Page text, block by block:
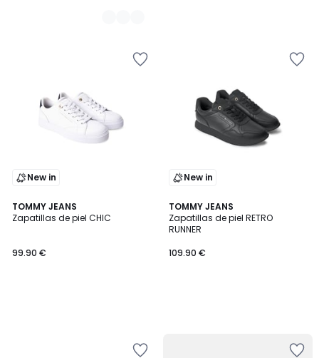
New in
TOMMY JEANS
Zapatillas de piel CHIC
99.90 €
New in
TOMMY JEANS
Zapatillas de piel RETRO
RUNNER
109.90 €